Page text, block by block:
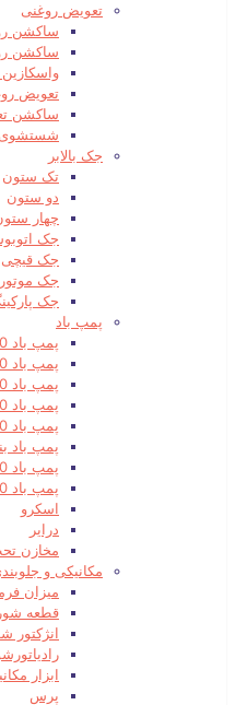
تعویض روغنی
ساکشن
ساکشن
تعویض
ساکشن
شستشوی
جک بالابر
تک ستون
دو ستون
چهار
جک
جک قیچی
جک
جک
پمپ باد
پمپ باد 250 لیتری
پمپ باد 350 لیتری
پمپ باد 500 لیتری
پمپ باد 750 لیتری
پمپ باد 1000 لیتری
پمپ باد
پمپ باد 10-20-50 لیتری
پمپ باد 1200 لیتری
اسکرو
درایر
مخازن
مکانیکی و
میزان
قطعه شور
انژکتور
ابزار
پرس